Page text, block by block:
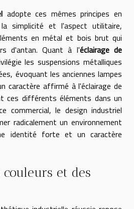
adopte ces mêmes principes en
simplicité et l'aspect utilitaire,
en métal et bois brut qui
d'antan. Quant à l'éclairage de
les suspensions métalliques
évoquant les anciennes lampes
caractère affirmé à l'éclairage de
ces différents éléments dans un
commercial, le design industriel
radicalement un environnement
identité forte et un caractère
couleurs et des